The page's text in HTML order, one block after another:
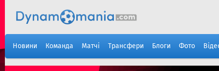
Новини Команда Матчі Трансфери Блоги Фото